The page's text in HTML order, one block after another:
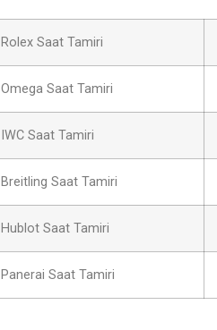
Rolex Saat Tamiri
Omega Saat Tamiri
IWC Saat Tamiri
Breitling Saat Tamiri
Hublot Saat Tamiri
Panerai Saat Tamiri